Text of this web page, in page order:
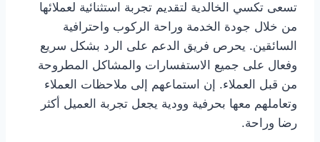
تسعى تكسي الخالدية لتقديم تجربة استثنائية لعملائها
من خلال جودة الخدمة وراحة الركوب واحترافية
السائقين. يحرص فريق الدعم على الرد بشكل سريع
وفعال على جميع الاستفسارات والمشاكل المطروحة
من قبل العملاء. إن استماعهم إلى ملاحظات العملاء
وتعاملهم معها بحرفية وودية يجعل تجربة العميل أكثر
رضا وراحة.